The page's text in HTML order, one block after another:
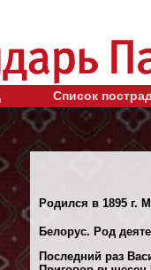
Список
Родился в 1895 г.
Белорус. Род
Последний раз